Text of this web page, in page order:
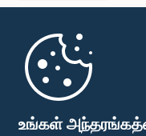
உங்கள்
முதற்பக்கம்
பாராளுமன்ற கையடக்க செயலி